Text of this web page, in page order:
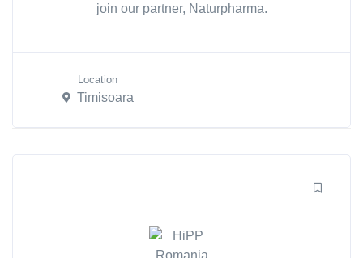
join our partner, Naturpharma.
Location
Timisoara